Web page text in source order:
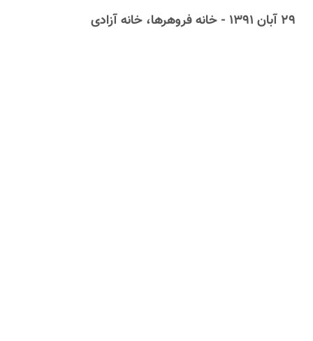
۲۹ آبان ۱۳۹۱ - خانه فروهرها، خانه آزادی